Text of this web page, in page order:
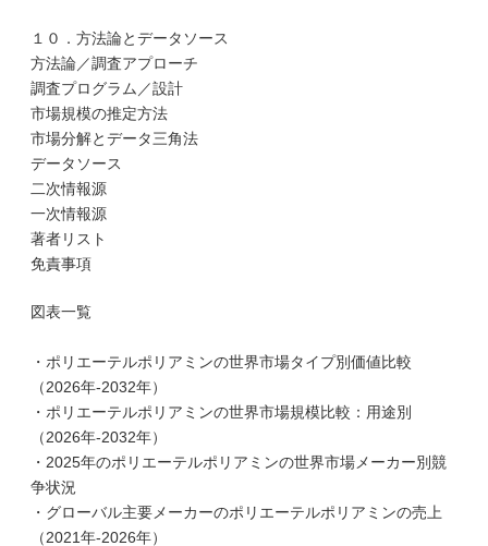
１０．方法論とデータソース
方法論／調査アプローチ
調査プログラム／設計
市場規模の推定方法
市場分解とデータ三角法
データソース
二次情報源
一次情報源
著者リスト
免責事項
図表一覧
・ポリエーテルポリアミンの世界市場タイプ別価値比較
（2026年-2032年）
・ポリエーテルポリアミンの世界市場規模比較：用途別
（2026年-2032年）
・2025年のポリエーテルポリアミンの世界市場メーカー別競
争状況
・グローバル主要メーカーのポリエーテルポリアミンの売上
（2021年-2026年）